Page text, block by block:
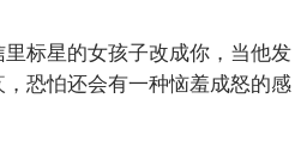
标星的女孩子改成你，当他发
恐怕还会有一种恼羞成怒的感